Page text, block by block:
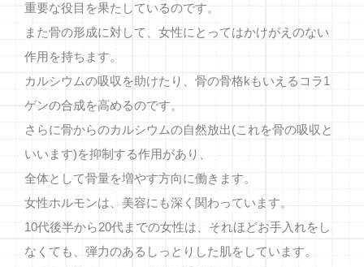
重要な役目を果たしているのです。
また骨の形成に対して、女性にとってはかけがえのない
作用を持ちます。
カルシウムの吸収を助けたり、骨の骨格kもいえるコラ1
ゲンの合成を高めるのです。
さらに骨からのカルシウムの自然放出(これを骨の吸収と
いいます)を抑制する作用があり、
全体として骨量を増やす方向に働きます。
女性ホルモンは、美容にも深く関わっています。
10代後半から20代までの女性は、それほどお手入れをし
なくても、弾力のあるしっとりした肌をしています。